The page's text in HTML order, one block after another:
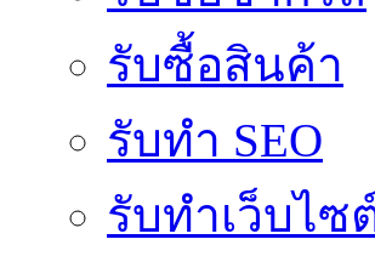
รับซื้อสินค้า
รับทำ SEO
รับทำเว็บไซ